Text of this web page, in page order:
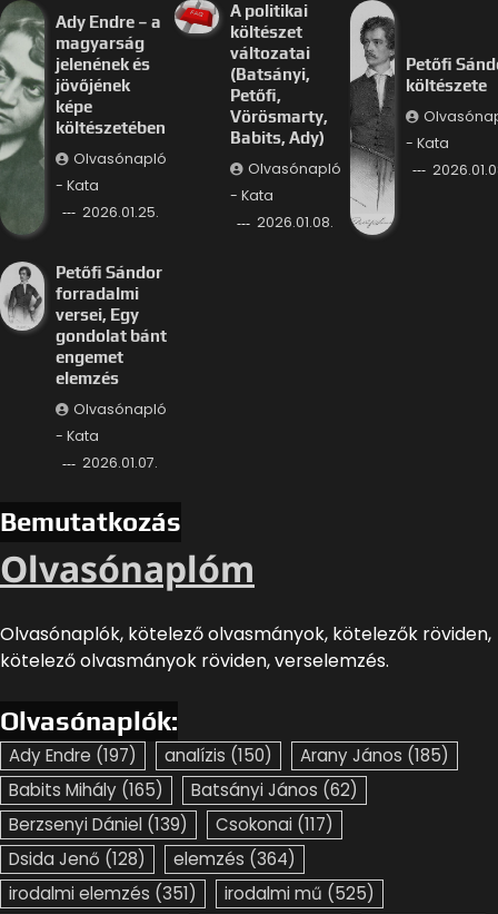
Ady Endre – a
magyarság
jelenének és
jövőjének
képe
költészetében
Olvasónapló
- Kata
2026.01.25.
A politikai
költészet
változatai
(Batsányi,
Petőfi,
Vörösmarty,
Babits, Ady)
Olvasónapló
- Kata
2026.01.08.
Petőfi
költészete
- Kata
Petőfi Sándor
forradalmi
versei, Egy
gondolat bánt
engemet
elemzés
Olvasónapló
- Kata
2026.01.07.
Bemutatkozás
Olvasónaplóm
Olvasónaplók, kötelező olvasmányok, kötelezők röviden,
kötelező olvasmányok röviden, verselemzés.
Olvasónaplók:
Ady Endre (197) analízis (150) Arany János (185)
Babits Mihály (165) Batsányi János (62)
Berzsenyi Dániel (139) Csokonai (117)
Dsida Jenő (128) elemzés (364)
irodalmi elemzés (351) irodalmi mű (525)